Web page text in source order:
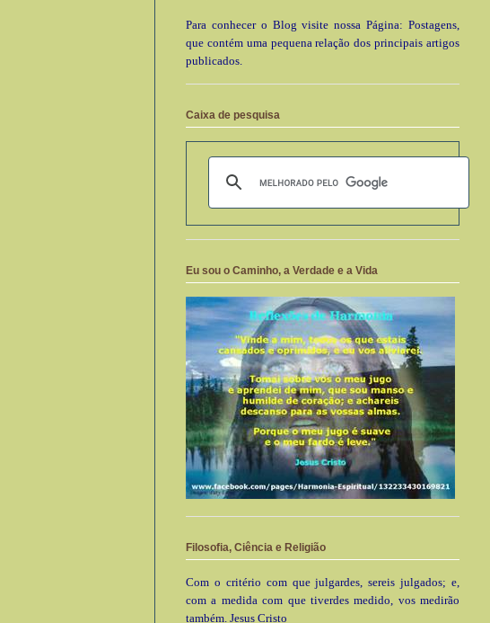
Para conhecer o Blog visite nossa Página: Postagens,
que contém uma pequena relação dos principais artigos
publicados.
Caixa de pesquisa
Eu sou o Caminho, a Verdade e a Vida
Filosofia, Ciência e Religião
Com o critério com que julgardes, sereis julgados; e,
com a medida com que tiverdes medido, vos medirão
também. Jesus Cristo